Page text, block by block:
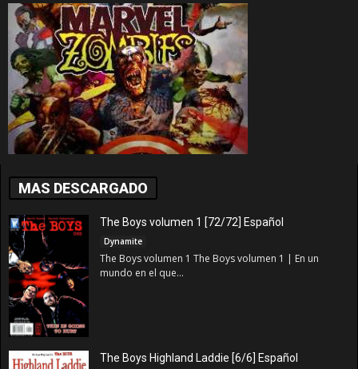
MAS DESCARGADO
The Boys volumen 1 [72/72] Español
Dynamite
The Boys volumen 1 The Boys volumen 1 | En un
mundo en el que...
The Boys Highland Laddie [6/6] Español